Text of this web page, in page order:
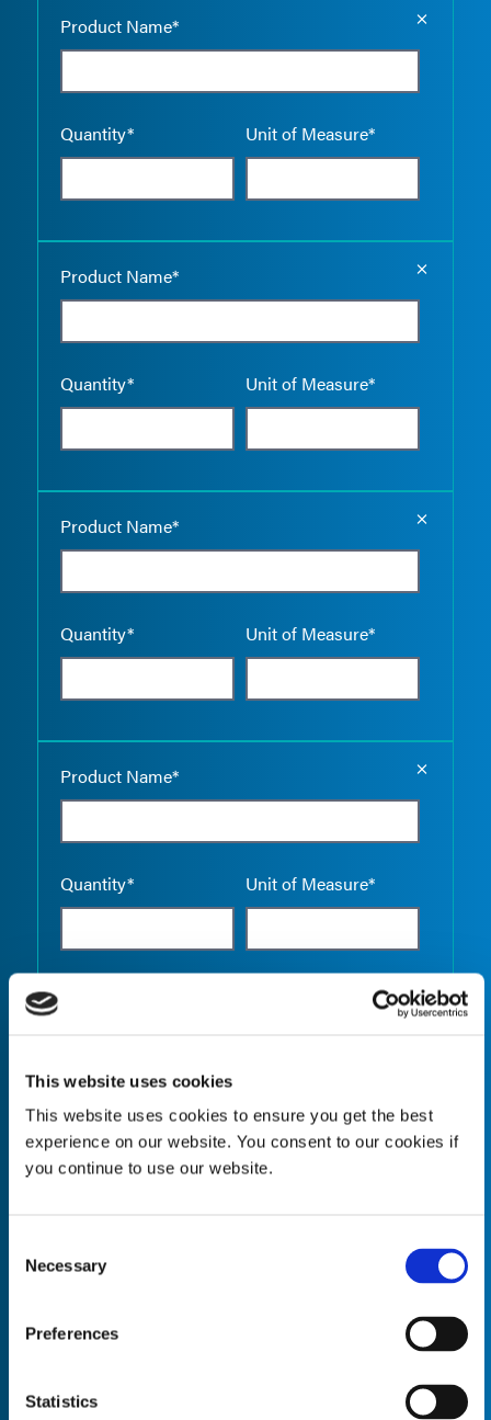
This website uses cookies
This website uses cookies to ensure you get the best
experience on our website. You consent to our cookies if
you continue to use our website.
Selection
Necessary
Preferences
Statistics
Product Name*
Quantity* Unit of Measure*
Product Name*
Quantity* Unit of Measure*
Product Name*
Quantity* Unit of Measure*
Product Name*
Quantity* Unit of Measure*
Quantity* Unit of Measure*
Empty
Product Name* Empty